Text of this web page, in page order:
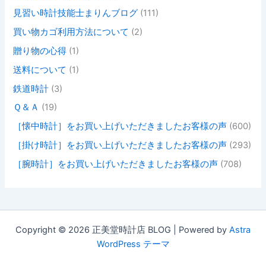
見習い時計技能士まりんブログ (111)
買い物カゴ利用方法について (2)
贈り物の心得 (1)
送料について (1)
鉄道時計 (3)
Ｑ＆Ａ (19)
［懐中時計］をお買い上げいただきましたお客様の声 (600)
［掛け時計］をお買い上げいただきましたお客様の声 (293)
［腕時計］をお買い上げいただきましたお客様の声 (708)
Copyright © 2026 正美堂時計店 BLOG | Powered by Astra
WordPress テーマ